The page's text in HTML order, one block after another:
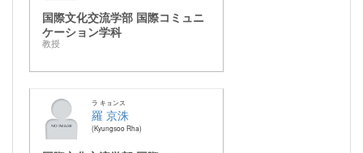
国際文化交流学部 国際コミュニ
ケーション学科
教授
ラ キョンス
羅 京洙
Kyungsoo Rha